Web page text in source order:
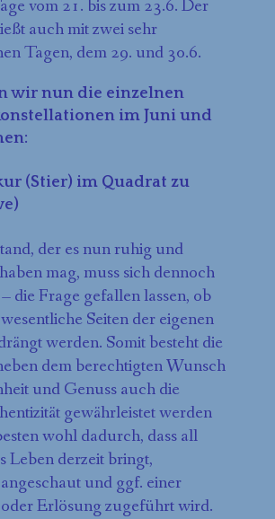
vom 21. bis zum 23.6. Der
auch mit zwei sehr
Tagen, dem 29. und 30.6.
wir nun die einzelnen
im Juni und
(Stier) im Quadrat zu
der es nun ruhig und
mag, muss sich dennoch
die Frage gefallen lassen, ob
Seiten der eigenen
werden. Somit besteht die
dem berechtigten Wunsch
und Genuss auch die
gewährleistet werden
wohl dadurch, dass all
Leben derzeit bringt,
und ggf. einer
Erlösung zugeführt wird.